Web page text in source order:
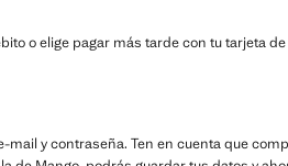
o elige pagar más tarde con tu tarjeta
y contraseña. Ten en cuenta que